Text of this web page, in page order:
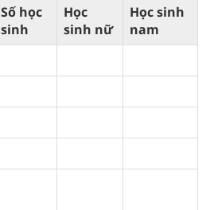
Số học
sinh
Học
sinh nữ
Học sinh
nam